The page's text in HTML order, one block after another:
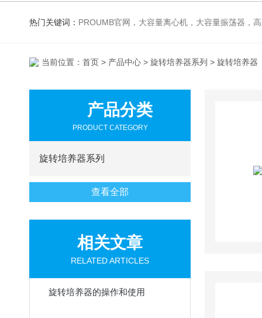
热门关键词： PROUMB官网，大容量离心机，大容量振荡器，高速冷冻离心机，生化、光照、振荡培养箱，磁力搅拌器
当前位置： 首页 > 产品中心 > 旋转培养器系列 > 旋转培养器
产品分类
PRODUCT CATEGORY
旋转培养器系列
查看全部
相关文章
RELATED ARTICLES
旋转培养器的操作和使用